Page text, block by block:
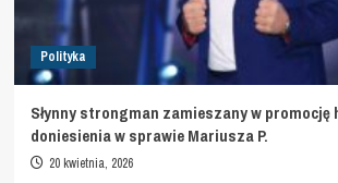
Polityka
Słynny strongman zamieszany w promocję
doniesienia w sprawie Mariusza P.
20 kwietnia, 2026